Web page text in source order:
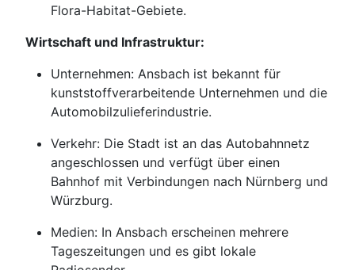
Flora-Habitat-Gebiete.
Wirtschaft und Infrastruktur:
Unternehmen: Ansbach ist bekannt für
kunststoffverarbeitende Unternehmen und die
Automobilzulieferindustrie.
Verkehr: Die Stadt ist an das Autobahnnetz
angeschlossen und verfügt über einen
Bahnhof mit Verbindungen nach Nürnberg und
Würzburg.
Medien: In Ansbach erscheinen mehrere
Tageszeitungen und es gibt lokale